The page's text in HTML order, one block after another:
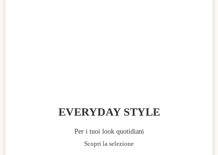
EVERYDAY STYLE
Per i tuoi look quotidiani
Scopri la selezione